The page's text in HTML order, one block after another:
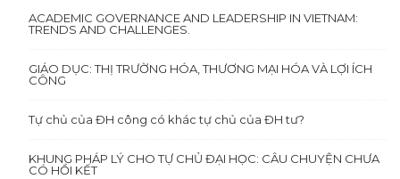
ACADEMIC GOVERNANCE AND LEADERSHIP IN VIETNAM:
TRENDS AND CHALLENGES.
GIÁO DỤC: THỊ TRƯỜNG HÓA, THƯƠNG MẠI HÓA VÀ LỢI ÍCH
CÔNG
Tự chủ của ĐH công có khác tự chủ của ĐH tư?
KHUNG PHÁP LÝ CHO TỰ CHỦ ĐẠI HỌC: CÂU CHUYỆN CHƯA
CÓ HỒI KẾT